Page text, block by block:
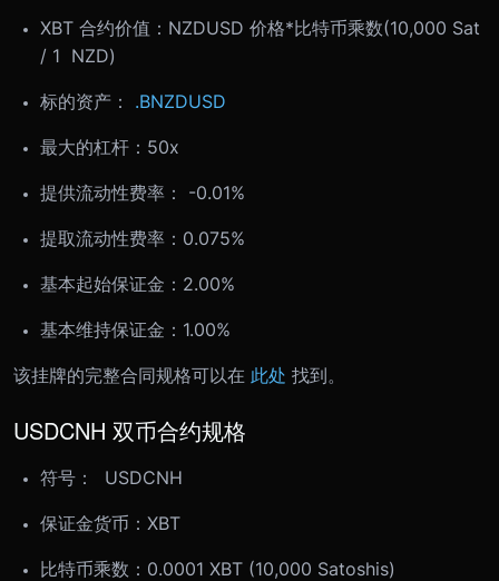
XBT 合约价值：NZDUSD 价格*比特币乘数(10,000 Sat
/ 1 NZD)
标的资产： .BNZDUSD
最大的杠杆：50x
提供流动性费率： -0.01%
提取流动性费率：0.075%
基本起始保证金：2.00%
基本维持保证金：1.00%
该挂牌的完整合同规格可以在 此处 找到。
USDCNH 双币合约规格
符号： USDCNH
保证金货币：XBT
比特币乘数：0.0001 XBT (10,000 Satoshis)